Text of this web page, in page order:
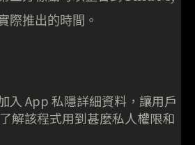
際推出的時間。
入 App 私隱詳細資料，讓用戶
解該程式用到甚麼私人權限和